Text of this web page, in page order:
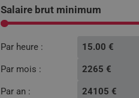
option:
Salaire brut minimum
Par heure : 15.00 €
Par mois : 2265 €
Par an : 24105 €